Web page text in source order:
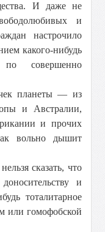
И даже не
и
настрочило
какого-нибудь
совершенно
планеты — из
и Австралии,
и прочих
вольно дышит
скaзать, что
и
тоталитарнoe
или гомофобской